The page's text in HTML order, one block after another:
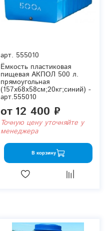
арт. 555010
Ёмкость пластиковая
пищевая АКПОЛ 500 л.
прямоугольная
(157x68x58см;20кг;синий) -
арт.555010
от 12 400 ₽
Точную цену уточняйте у
менеджера
В корзину